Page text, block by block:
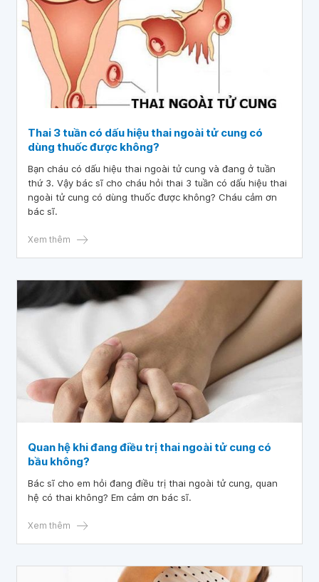
Thai 3 tuần có dấu hiệu thai ngoài tử cung có
dùng thuốc được không?
Bạn cháu có dấu hiệu thai ngoài tử cung và đang ở tuần
thứ 3. Vậy bác sĩ cho cháu hỏi thai 3 tuần có dấu hiệu thai
ngoài tử cung có dùng thuốc được không? Cháu cảm ơn
bác sĩ.
Xem thêm
Quan hệ khi đang điều trị thai ngoài tử cung có
bầu không?
Bác sĩ cho em hỏi đang điều trị thai ngoài tử cung, quan
hệ có thai không? Em cảm ơn bác sĩ.
Xem thêm